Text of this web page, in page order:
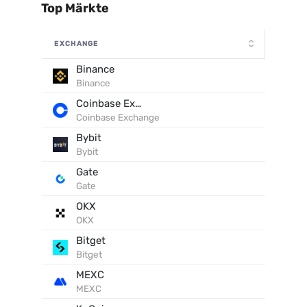
Top Märkte
EXCHANGE
Binance
Binance
Coinbase Exchange
Coinbase Exchange
Bybit
Bybit
Gate
Gate
OKX
OKX
Bitget
Bitget
MEXC
MEXC